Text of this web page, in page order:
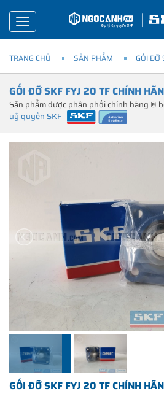
Toggle
navigation
TRANG CHỦ SẢN PHẨM GỐI ĐỠ
GỐI ĐỠ SKF FYJ 20 TF CHÍNH
Sản phẩm được phân phối chính hãng ®
uỷ quyền SKF
GỐI ĐỠ SKF FYJ 20 TF CHÍNH